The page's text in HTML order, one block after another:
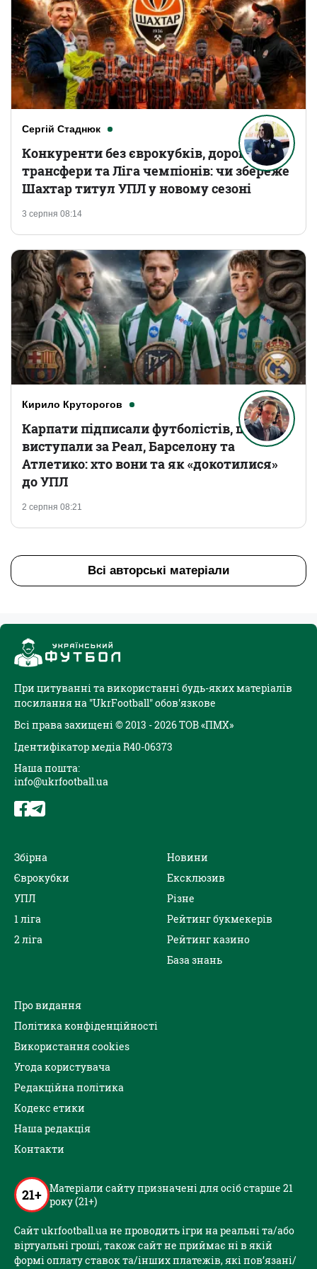
Сергій Стаднюк
3 серпня 08:14
Конкуренти без єврокубків, дорогі
трансфери та Ліга чемпіонів: чи збереже
Шахтар титул УПЛ у новому сезоні
Кирило Круторогов
2 серпня 08:21
Карпати підписали футболістів, що
виступали за Реал, Барселону та
Атлетико: хто вони та як «докотилися»
до УПЛ
Всі авторські матеріали
При цитуванні та використанні будь-яких матеріалів
посилання на "UkrFootball" обов'язкове
Всі права захищені © 2013 - 2026 ТОВ «ПМХ»
Ідентифікатор медіа R40-06373
Наша пошта:
info@ukrfootball.ua
Збірна
Єврокубки
УПЛ
1 ліга
2 ліга
Новини
Ексклюзив
Різне
Рейтинг букмекерів
Рейтинг казино
База знань
Про видання
Політика конфіденційності
Використання cookies
Угода користувача
Редакційна політика
Кодекс етики
Наша редакція
Контакти
21+ Матеріали сайту призначені для осіб старше 21
року (21+)
Сайт ukrfootball.ua не проводить ігри на реальні та/або
віртуальні гроші, також сайт не приймає ні в якій
формі оплату ставок та/інших платежів, які пов’язані/